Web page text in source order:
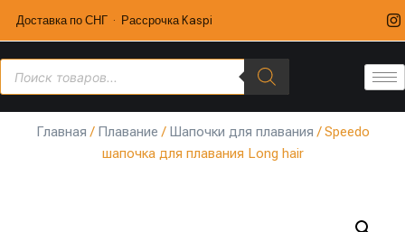
Доставка по СНГ · Рассрочка Kaspi
Главная / Плавание / Шапочки для плавания / Speedo
шапочка для плавания Long hair